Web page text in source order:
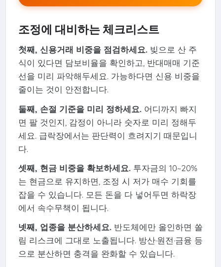
조정에 대비하는 체크리스트
첫째, 신용거래 비중을 점검하세요.빚으로 산 주
식이 있다면 담보비율을 확인하고, 반대매매 기준
선을 미리 파악해두세요. 가능하다면 신용 비중을
줄이는 것이 안전합니다.
둘째, 손절 기준을 미리 정하세요.어디까지 빠지
면 팔 것인지, 감정이 아니라 숫자로 미리 정해두
세요. 급락장에서는 판단력이 흐려지기 때문입니
다.
셋째, 현금 비중을 확보하세요.투자금의 10~20%
는 현금으로 유지하면, 조정 시 저가 매수 기회를
잡을 수 있습니다. 모든 돈을 다 넣어두면 하락장
에서 속수무책이 됩니다.
넷째, 업종을 분산하세요.반도체에만 올인하면 쏠
림 리스크에 그대로 노출됩니다. 방산·원전·금융 등
으로 분산하면 충격을 완화할 수 있습니다.